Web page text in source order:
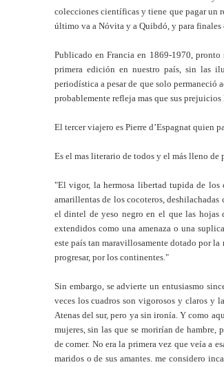
colecciones científicas y tiene que pagar un
último va a Nóvita y a Quibdó, y para finales
Publicado en Francia en 1869-1970,
primera edición en nuestro país, sin las
periodística a pesar de que solo permaneció
probablemente refleja mas que sus
El tercer viajero es Pierre d’Espagnat quien
Es el mas literario de todos y el más lleno
"El vigor, la hermosa libertad tupida de los
amarillentas de los cocoteros,
el dintel de yeso negro en el que las hojas
extendidos como una amenaza o una
este país tan maravillosamente dotado por
progresar, por los continentes."
Sin embargo, se advierte un entusiasmo
veces los cuadros son vigorosos y claros y
Atenas del sur, pero ya sin ironía. Y como
mujeres, sin las que se morirían de hambre,
de comer. No era la primera vez que veía a
maridos o de sus amantes. me considero